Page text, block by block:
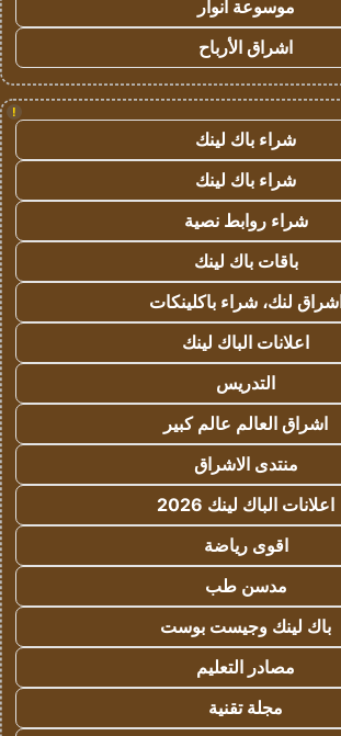
موسوعة انوار
اشراق الأرباح
!
شراء باك لينك
شراء باك لينك
شراء روابط نصية
باقات باك لينك
لنك، شراء باكلينكات
اعلانات الباك لينك
التدريس
اشراق العالم عالم كبير
منتدى الاشراق
اعلانات الباك لينك 2026
اقوى رياضة
مدسن طب
باك لينك وجيست بوست
مصادر التعليم
مجلة تقنية